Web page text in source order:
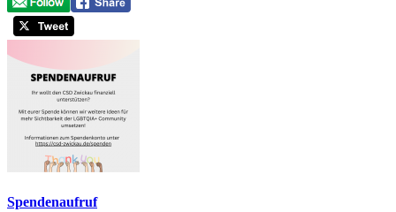
Spendenaufruf